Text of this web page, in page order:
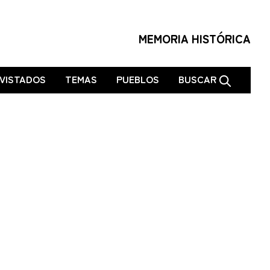
MEMORIA HISTÓRICA
TEMAS PUEBLOS BUSCAR